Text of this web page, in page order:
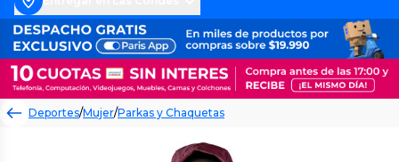
Deportes/Mujer/Parkas y Chaquetas